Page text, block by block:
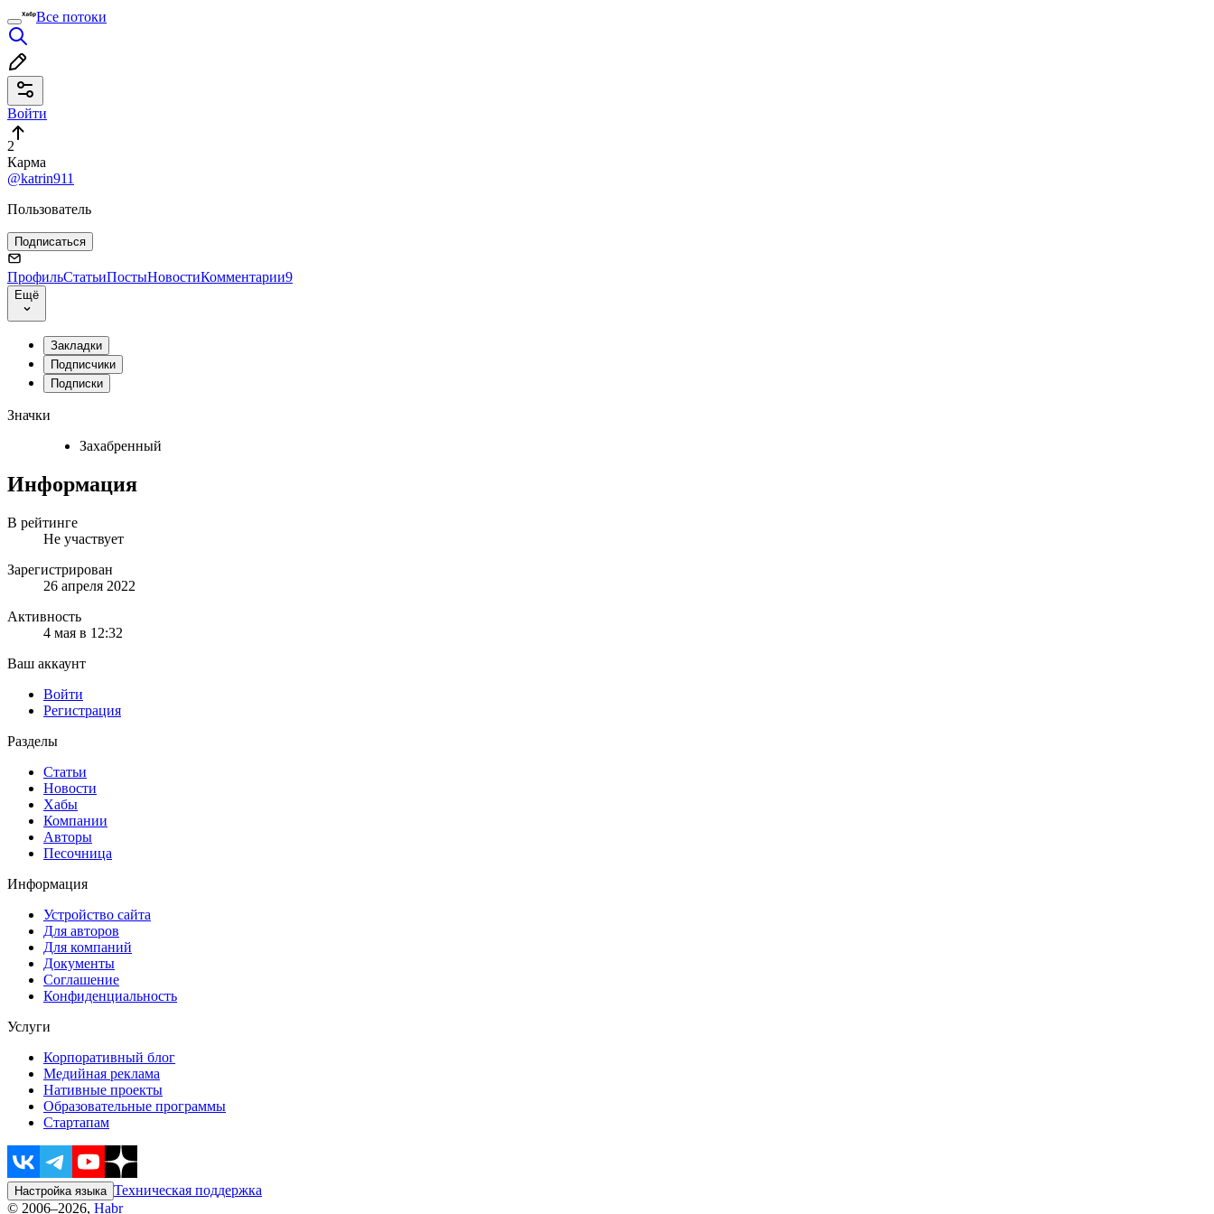
Все потоки
Войти
2
Карма
@katrin911
Пользователь
Подписаться
ПрофильСтатьиПостыНовостиКомментарии9
Ещё
Закладки
Подписчики
Подписки
Значки
Захабренный
Информация
В рейтинге
Не участвует
Зарегистрирован
26 апреля 2022
Активность
4 мая в 12:32
Ваш аккаунт
Войти
Регистрация
Разделы
Статьи
Новости
Хабы
Компании
Авторы
Песочница
Информация
Устройство сайта
Для авторов
Для компаний
Документы
Соглашение
Конфиденциальность
Услуги
Корпоративный блог
Медийная реклама
Нативные проекты
Образовательные программы
Стартапам
Настройка языка Техническая поддержка
© 2006–2026, Habr